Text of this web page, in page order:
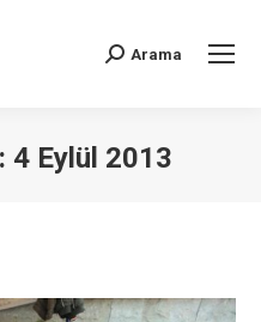
Arama
4 Eylül 2013